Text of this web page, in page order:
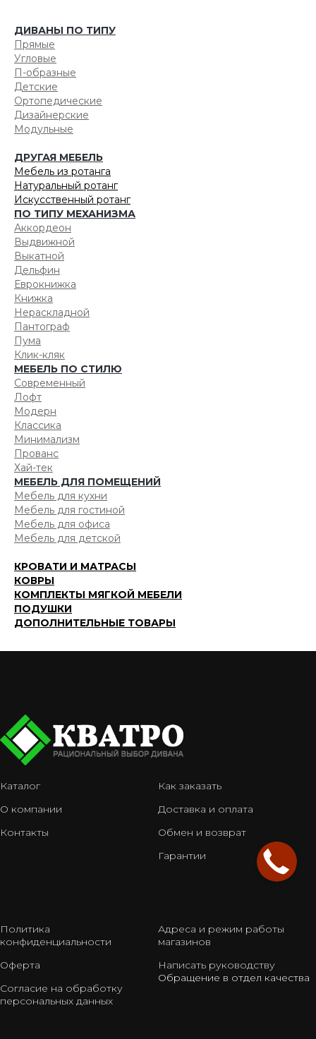
ДИВАНЫ ПО ТИПУ
Прямые
Угловые
П-образные
Детские
Ортопедические
Дизайнерские
Модульные
ДРУГАЯ МЕБЕЛЬ
Мебель из ротанга
Натуральный ротанг
Искусственный ротанг
ПО ТИПУ МЕХАНИЗМА
Аккордеон
Выдвижной
Выкатной
Дельфин
Еврокнижка
Книжка
Нераскладной
Пантограф
Пума
Клик-кляк
МЕБЕЛЬ ПО СТИЛЮ
Современный
Лофт
Модерн
Классика
Минимализм
Прованс
Хай-тек
МЕБЕЛЬ ДЛЯ ПОМЕЩЕНИЙ
Мебель для кухни
Мебель для гостиной
Мебель для офиса
Мебель для детской
КРОВАТИ И МАТРАСЫ
КОВРЫ
КОМПЛЕКТЫ МЯГКОЙ МЕБЕЛИ
ПОДУШКИ
ДОПОЛНИТЕЛЬНЫЕ ТОВАРЫ
Каталог
О компании
Контакты
Как заказать
Доставка и оплата
Обмен и возврат
Гарантии
Политика
конфиденциальности
Оферта
Согласие на обработку
персональных данных
Адреса и режим работы
магазинов
Написать руководству
Обращение в отдел качества